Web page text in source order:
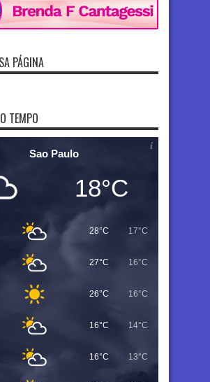
PÁGINA
TEMPO
Sao Paulo
18°C
28°C 17°C
27°C 16°C
26°C 16°C
16°C 14°C
16°C 13°C